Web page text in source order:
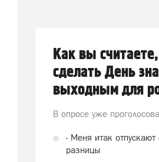
Как вы
сделать День
выходным для
В опросе уже
- Меня итак
разницы